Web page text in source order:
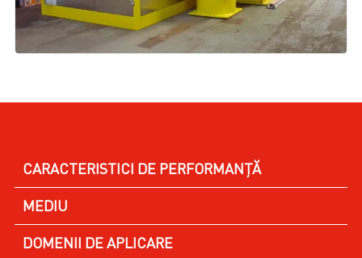
CARACTERISTICI DE PERFORMANȚĂ
MEDIU
DOMENII DE APLICARE